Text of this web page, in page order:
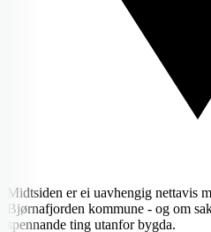
Midtsiden er ei uavhengig nettavis
Bjørnafjorden kommune - og om
spennande ting utanfor bygda.